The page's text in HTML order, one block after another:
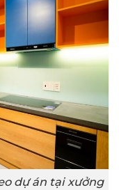
dự án tại xưởng